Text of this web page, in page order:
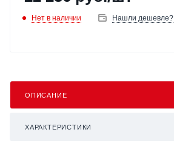
Нет в наличии Нашли дешевле?
ОПИСАНИЕ
ХАРАКТЕРИСТИКИ